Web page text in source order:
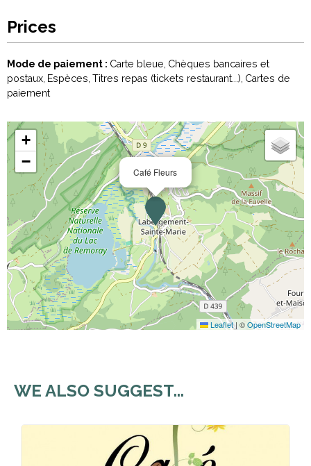
Prices
Mode de paiement : Carte bleue Chèques bancaires et
postaux Espèces Titres repas (tickets restaurant...) Cartes de
paiement
Café Fleurs
+
−
Leaflet | ©OpenStreetMap
WE ALSO SUGGEST...